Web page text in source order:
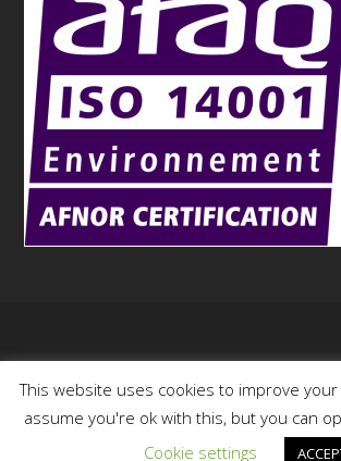
CopyrightAurock- 2015
This website uses cookies to improve
assume you're ok with this, but you can
Cookie settings